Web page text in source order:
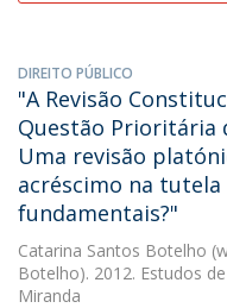
DIREITO PÚBLICO
"A Revisão
Questão Prioritária
Uma revisão
acréscimo na
fundamentais?"
Catarina Santos Botelho
Botelho). 2012. Estudos
Miranda